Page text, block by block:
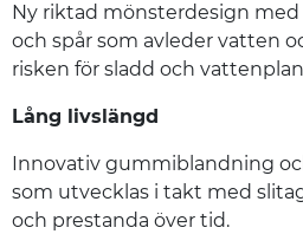
Ny riktad mönsterdesign
och spår som avleder vatten
risken för sladd och
Lång livslängd
Innovativ gummiblandning
som utvecklas i takt med
och prestanda över tid.